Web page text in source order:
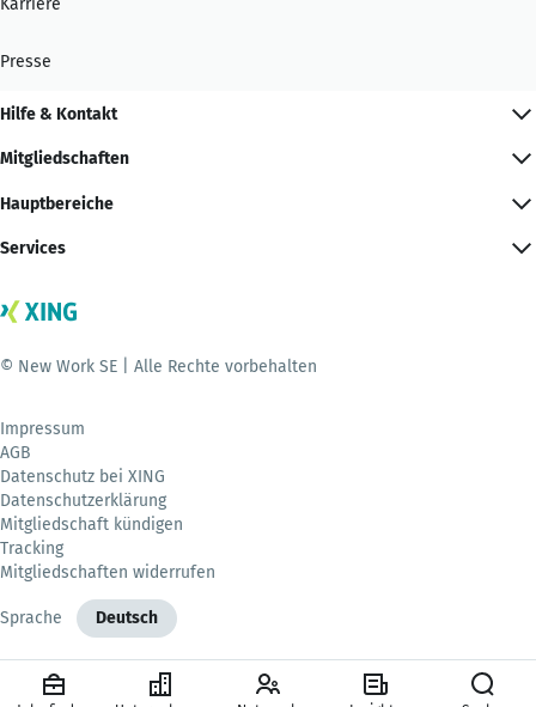
Karriere
Presse
Hilfe & Kontakt
Mitgliedschaften
Hauptbereiche
Services
© New Work SE | Alle Rechte vorbehalten
Impressum
AGB
Datenschutz bei XING
Datenschutzerklärung
Mitgliedschaft kündigen
Tracking
Mitgliedschaften widerrufen
Sprache Deutsch